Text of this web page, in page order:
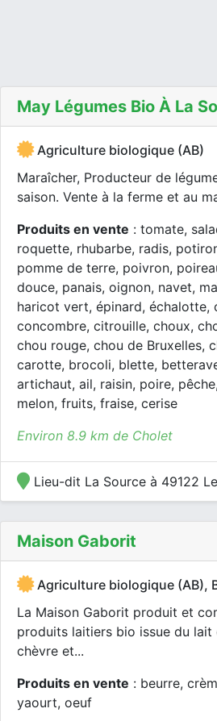
May Légumes Bio À La
Agriculture biologique (AB)
Maraîcher, Producteur de
saison. Vente à la ferme et au
Produits en vente : tomate,
roquette, rhubarbe, radis,
pomme de terre, poivron,
douce, panais, oignon, navet,
haricot vert, épinard, échalotte,
concombre, citrouille, choux,
chou rouge, chou de Bruxelles,
carotte, brocoli, blette,
artichaut, ail, raisin, poire,
melon, fruits, fraise, cerise
Environ 8.9 km de Cholet
Lieu-dit La Source à 49122
Maison Gaborit
Agriculture biologique (AB),
La Maison Gaborit produit et
produits laitiers bio issue du
chèvre et...
Produits en vente : beurre,
yaourt, oeuf